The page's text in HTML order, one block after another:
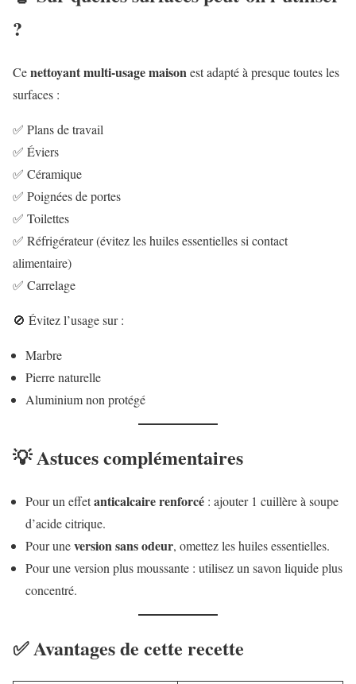
?
Cenettoyant multi-usage maisonest adapté à presque toutes les
surfaces :
✅ Plans de travail
✅ Éviers
✅ Céramique
✅ Poignées de portes
✅ Toilettes
✅ Réfrigérateur (évitez les huiles essentielles si contact
alimentaire)
✅ Carrelage
🚫 Évitez l’usage sur :
Marbre
Pierre naturelle
Aluminium non protégé
💡 Astuces complémentaires
Pour un effetanticalcaire renforcé : ajouter 1 cuillère à soupe
d’acide citrique.
Pour uneversion sans odeur, omettez les huiles essentielles.
Pour une version plus moussante : utilisez un savon liquide plus
concentré.
✅ Avantages de cette recette